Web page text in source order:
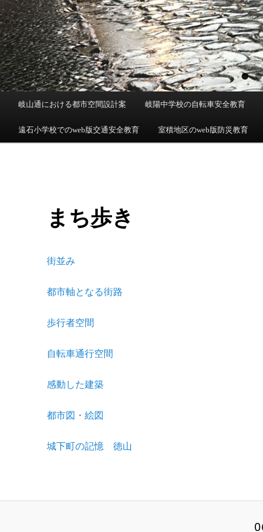
メニュー
メインコンテンツへ移動
サブコンテンツへ移動
岐山通における都市空間設計案 岐陽中学校の自転車安全教育
遠石小学校でのweb版交通安全教育 室積地区のweb版防災教育
まち歩き
街並み
都市軸となる街路
歩行者空間
自転車通行空間
感動した建築
都市図・絵図
城下町の記憶 徳山